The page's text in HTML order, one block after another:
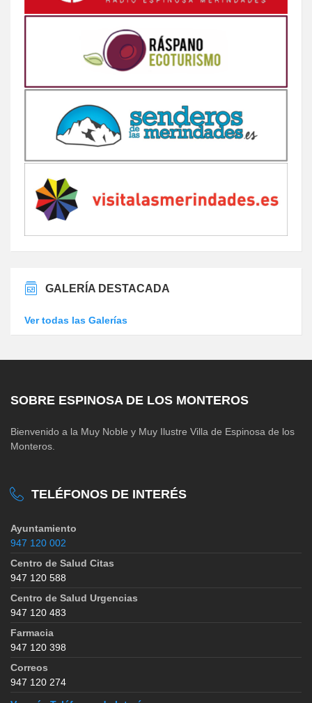
GALERÍA DESTACADA
Ver todas las Galerías
SOBRE ESPINOSA DE LOS MONTEROS
Bienvenido a la Muy Noble y Muy Ilustre Villa de Espinosa de los
Monteros.
TELÉFONOS DE INTERÉS
Ayuntamiento
947 120 002
Centro de Salud Citas
947 120 588
Centro de Salud Urgencias
947 120 483
Farmacia
947 120 398
Correos
947 120 274